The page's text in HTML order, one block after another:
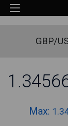
GBP/
Max: